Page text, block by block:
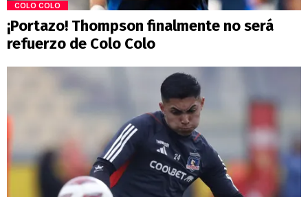
COLO COLO
¡Portazo! Thompson finalmente no será
refuerzo de Colo Colo